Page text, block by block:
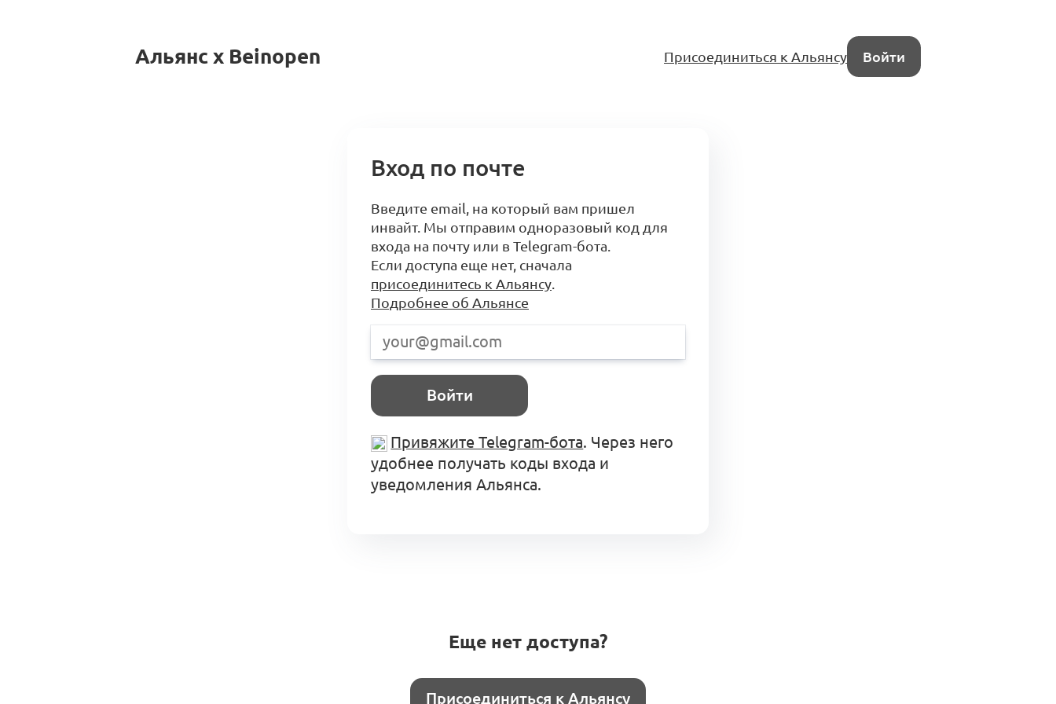
Альянс x Beinopen Присоединиться к Альянсу Войти
Вход по почте
Введите email, на который вам пришел
инвайт. Мы отправим одноразовый код для
входа на почту или в Telegram-бота.
Если доступа еще нет, сначала
присоединитесь к Альянсу.
Подробнее об Альянсе
Войти
Привяжите Telegram-бота. Через него
удобнее получать коды входа и
уведомления Альянса.
Еще нет доступа?
Присоединиться к Альянсу